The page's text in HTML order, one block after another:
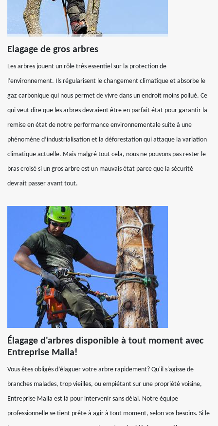
Elagage de gros arbres
Les arbres jouent un rôle très essentiel sur la protection de
l’environnement. Ils régularisent le changement climatique et absorbe le
gaz carbonique qui nous permet de vivre dans un endroit moins pollué. Ce
qui veut dire que les arbres devraient être en parfait état pour garantir la
remise en état de notre performance environnementale suite à une
phénomène d’industrialisation et la déforestation qui attaque la variation
climatique actuelle. Mais malgré tout cela, nous ne pouvons pas rester le
bras croisé si un gros arbre est un mauvais état parce que la sécurité
devrait passer avant tout.
Élagage d'arbres disponible à tout moment avec
Entreprise Malla!
Vous êtes obligés d’élaguer votre arbre rapidement? Qu'il s'agisse de
branches malades, trop vieilles, ou empiétant sur une propriété voisine,
Entreprise Malla est là pour intervenir sans délai. Notre équipe
professionnelle se tient prête à agir à tout moment, selon vos besoins. Si le